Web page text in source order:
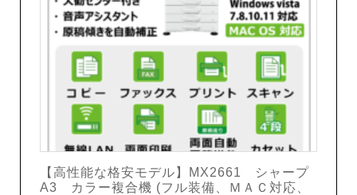
【高性能な格安モデル】MX2661 シャープ
A3 カラー複合機 (フル装備、ＭＡＣ対応、